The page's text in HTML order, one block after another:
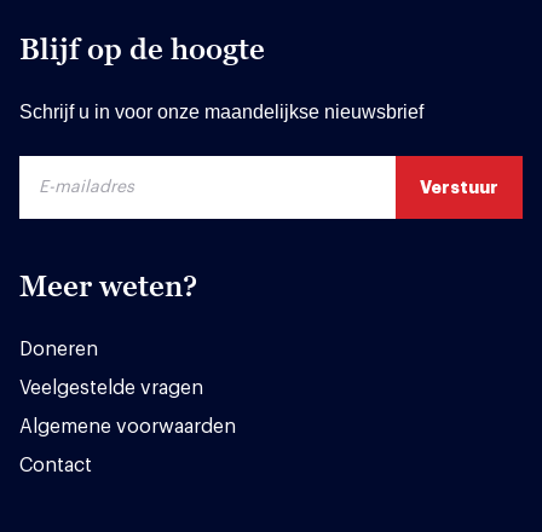
Blijf op de hoogte
Schrijf u in voor onze maandelijkse nieuwsbrief
Meer weten?
Doneren
Veelgestelde vragen
Algemene voorwaarden
Contact